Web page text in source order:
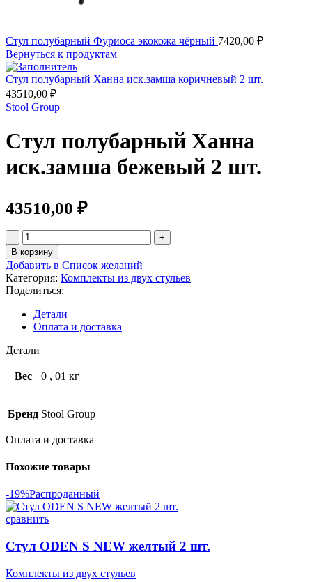
Стул полубарный Фуриоса экокожа чёрный 7420,00 ₽
Вернуться к продуктам
Стул полубарный Ханна иск.замша коричневый 2 шт.
43510,00 ₽
Stool Group
Стул полубарный Ханна
иск.замша бежевый 2 шт.
43510,00 ₽
В корзину
Добавить в Список желаний
Категория: Комплекты из двух стульев
Поделиться:
Детали
Оплата и доставка
Детали
Вес 0 , 01 кг
Бренд Stool Group
Оплата и доставка
Похожие товары
-19%Распроданный
сравнить
Стул ODEN S NEW желтый 2 шт.
Комплекты из двух стульев